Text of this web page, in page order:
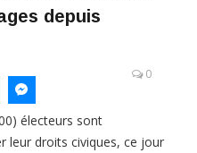
depuis
0
électeurs sont
leur droits civiques, ce jour